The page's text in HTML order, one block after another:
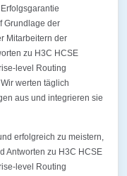
Grundlage der
Mitarbeitern der
zu H3C HCSE
level Routing
werten täglich
aus und integrieren sie
erfolgreich zu meistern,
Antworten zu H3C HCSE
level Routing